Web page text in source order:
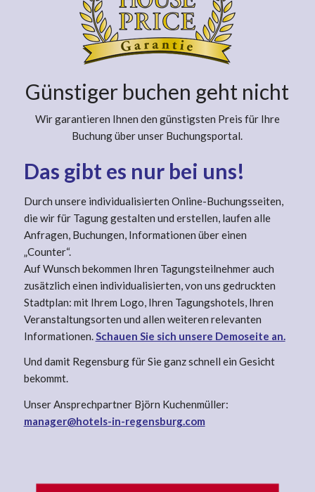
Günstiger buchen geht nicht
Wir garantieren Ihnen den günstigsten Preis für Ihre
Buchung über unser Buchungsportal.
Das gibt es nur bei uns!
Durch unsere individualisierten Online-Buchungsseiten,
die wir für Tagung gestalten und erstellen, laufen alle
Anfragen, Buchungen, Informationen über einen
„Counter“.
Auf Wunsch bekommen Ihren Tagungsteilnehmer auch
zusätzlich einen individualisierten, von uns gedruckten
Stadtplan: mit Ihrem Logo, Ihren Tagungshotels, Ihren
Veranstaltungsorten und allen weiteren relevanten
Informationen.Schauen Sie sich unsere Demoseite an.
Und damit Regensburg für Sie ganz schnell ein Gesicht
bekommt.
Unser Ansprechpartner Björn Kuchenmüller:
manager@hotels-in-regensburg.com